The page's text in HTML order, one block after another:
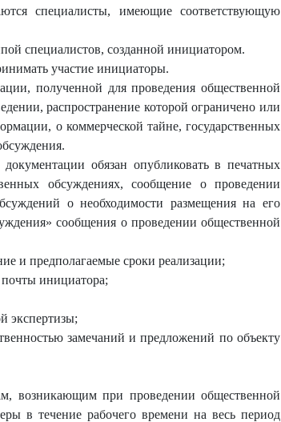
специалисты, имеющие соответствующую
специалистов, созданной инициатором.
участие инициаторы.
полученной для проведения общественной
распространение которой ограничено или
о коммерческой тайне, государственных
обязан опубликовать в печатных
обсуждениях, сообщение о проведении
о необходимости размещения на его
сообщения о проведении общественной
и предполагаемые сроки реализации;
инициатора;
экспертизы;
замечаний и предложений по объекту
возникающим при проведении общественной
в течение рабочего времени на весь период